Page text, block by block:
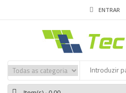
ENTRAR